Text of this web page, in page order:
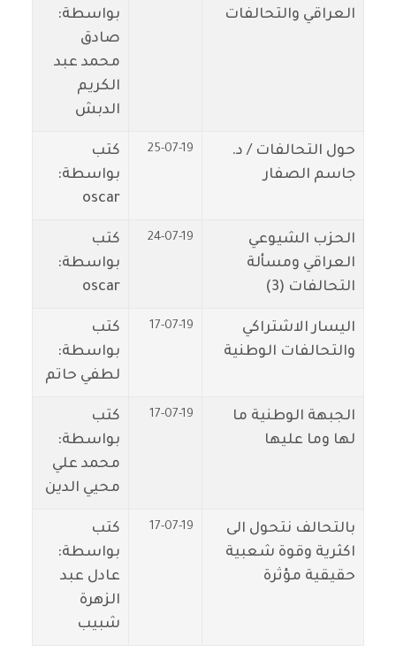
العراقي والتحالفات
بواسطة:
صادق
محمد عبد
الكريم
الدبش
حول التحالفات / د.
جاسم الصفار
25-07-19
كتب
بواسطة:
oscar
الحزب الشيوعي
العراقي ومسألة
التحالفات (3)
24-07-19
كتب
بواسطة:
oscar
اليسار الاشتراكي
والتحالفات الوطنية
17-07-19
كتب
بواسطة:
لطفي حاتم
الجبهة الوطنية ما
لها وما عليها
17-07-19
كتب
بواسطة:
محمد علي
محيي الدين
بالتحالف نتحول الى
اكثرية وقوة شعبية
حقيقية مؤثرة
17-07-19
كتب
بواسطة:
عادل عبد
الزهرة
شبيب